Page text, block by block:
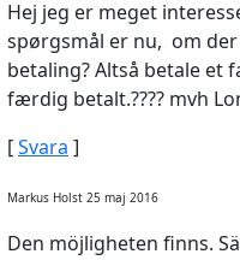
Hej jeg er meget
spørgsmål er nu, om
betaling? Altså betale et
færdig betalt.???? mvh
[Svara ]
Markus Holst 25 maj 2016
Den möjligheten finns.